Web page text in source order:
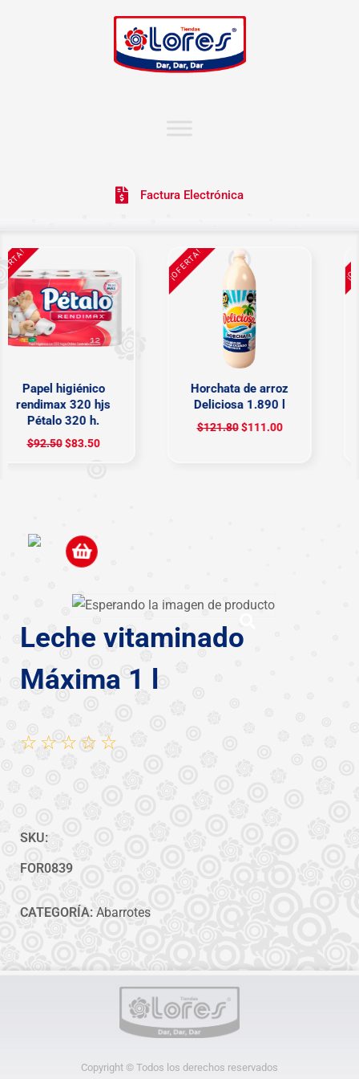
Factura Electrónica
Papel higiénico
rendimax 320 hjs
Pétalo 320 h.
$92.50$83.50
¡OFERTA!
Horchata de arroz
Deliciosa 1.890 l
$121.80$111.00
Leche vitaminado
Máxima 1 l
☆ ☆ ☆ ☆ ☆
SKU:
FOR0839
CATEGORÍA: Abarrotes
Copyright © Todos los derechos reservados